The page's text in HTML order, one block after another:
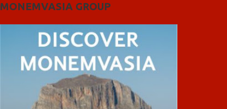
MONEMVASIA GROUP